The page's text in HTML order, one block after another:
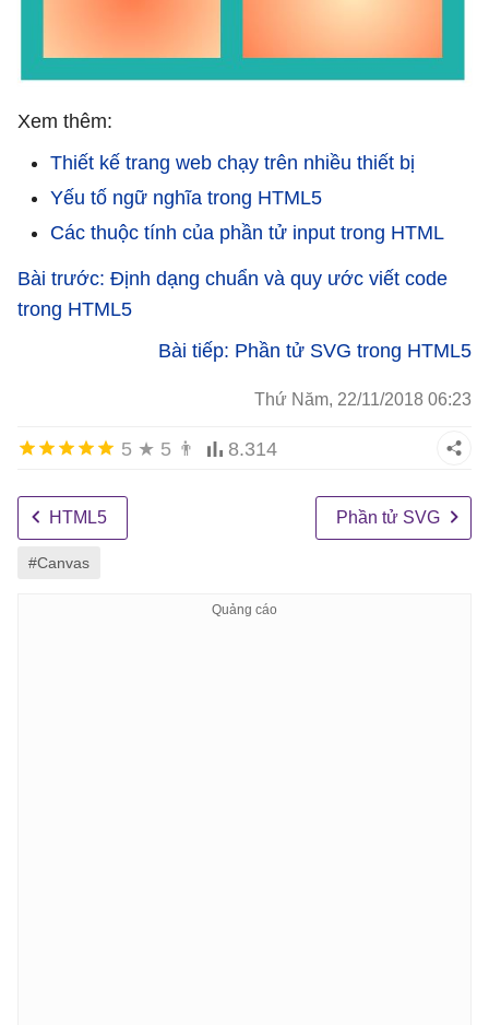
Xem thêm:
Thiết kế trang web chạy trên nhiều thiết bị
Yếu tố ngữ nghĩa trong HTML5
Các thuộc tính của phần tử input trong HTML
Bài trước: Định dạng chuẩn và quy ước viết code
trong HTML5
Bài tiếp: Phần tử SVG trong HTML5
Thứ Năm, 22/11/2018 06:23
5 ★ 5 👨 8.314
HTML5 Phần tử SVG
#Canvas